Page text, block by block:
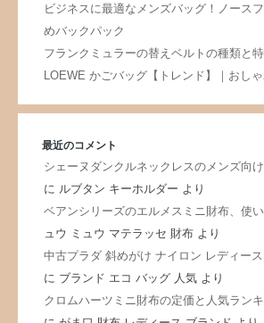
ビジネスに最適なメンズバッグ！ノース
めバックパック
フランクミュラーの替えベルトの種類と
LOEWE かごバッグ【トレンド】｜おし
最近のコメント
シェーヌダンクルネックレスのメンズ向
に ルブタン キーホルダー より
ベアンシリーズのエルメスミニ財布、使
ュウ ミュウ マテラッセ 財布より
中古プラダ 斜めがけ ナイロン レディー
に ブランド エコ バッグ 人気より
クロムハーツミニ財布の定価と人気ラン